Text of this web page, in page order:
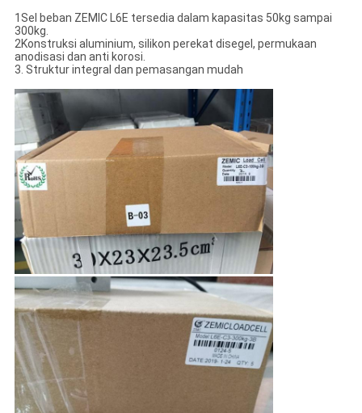
1Sel beban ZEMIC L6E tersedia dalam kapasitas 50kg sampai
300kg.
2Konstruksi aluminium, silikon perekat disegel, permukaan
anodisasi dan anti korosi.
3. Struktur integral dan pemasangan mudah